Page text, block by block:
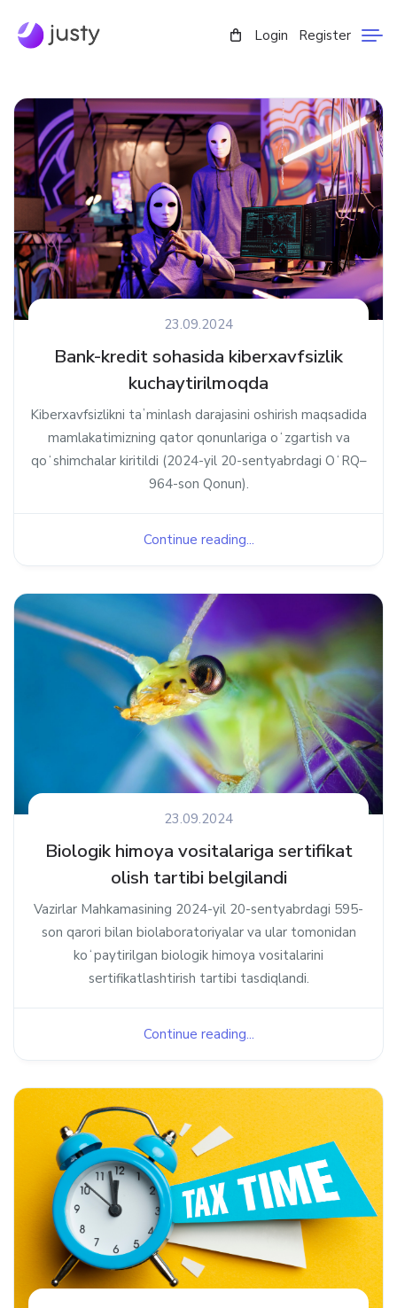
Login Register
23.09.2024
Bank-kredit sohasida kiberxavfsizlik
kuchaytirilmoqda
Kiberxavfsizlikni taʼminlash darajasini oshirish maqsadida
mamlakatimizning qator qonunlariga oʻzgartish va
qoʻshimchalar kiritildi (2024-yil 20-sentyabrdagi OʻRQ–
964-son Qonun).
Continue reading...
23.09.2024
Biologik himoya vositalariga sertifikat
olish tartibi belgilandi
Vazirlar Mahkamasining 2024-yil 20-sentyabrdagi 595-
son qarori bilan biolaboratoriyalar va ular tomonidan
koʻpaytirilgan biologik himoya vositalarini
sertifikatlashtirish tartibi tasdiqlandi.
Continue reading...